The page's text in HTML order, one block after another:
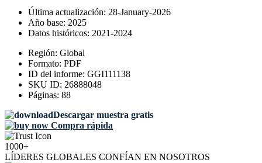
Última actualización: 28-January-2026
Año base: 2025
Datos históricos: 2021-2024
Región: Global
Formato: PDF
ID del informe: GGI111138
SKU ID: 26888048
Páginas: 88
Descargar muestra gratis
Compra rápida
1000+
LÍDERES GLOBALES CONFÍAN EN NOSOTROS